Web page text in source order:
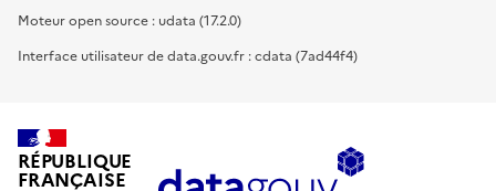
Moteur open source : udata (17.2.0)
Interface utilisateur de data.gouv.fr : cdata (7ad44f4)
RÉPUBLIQUE
FRANÇAISE